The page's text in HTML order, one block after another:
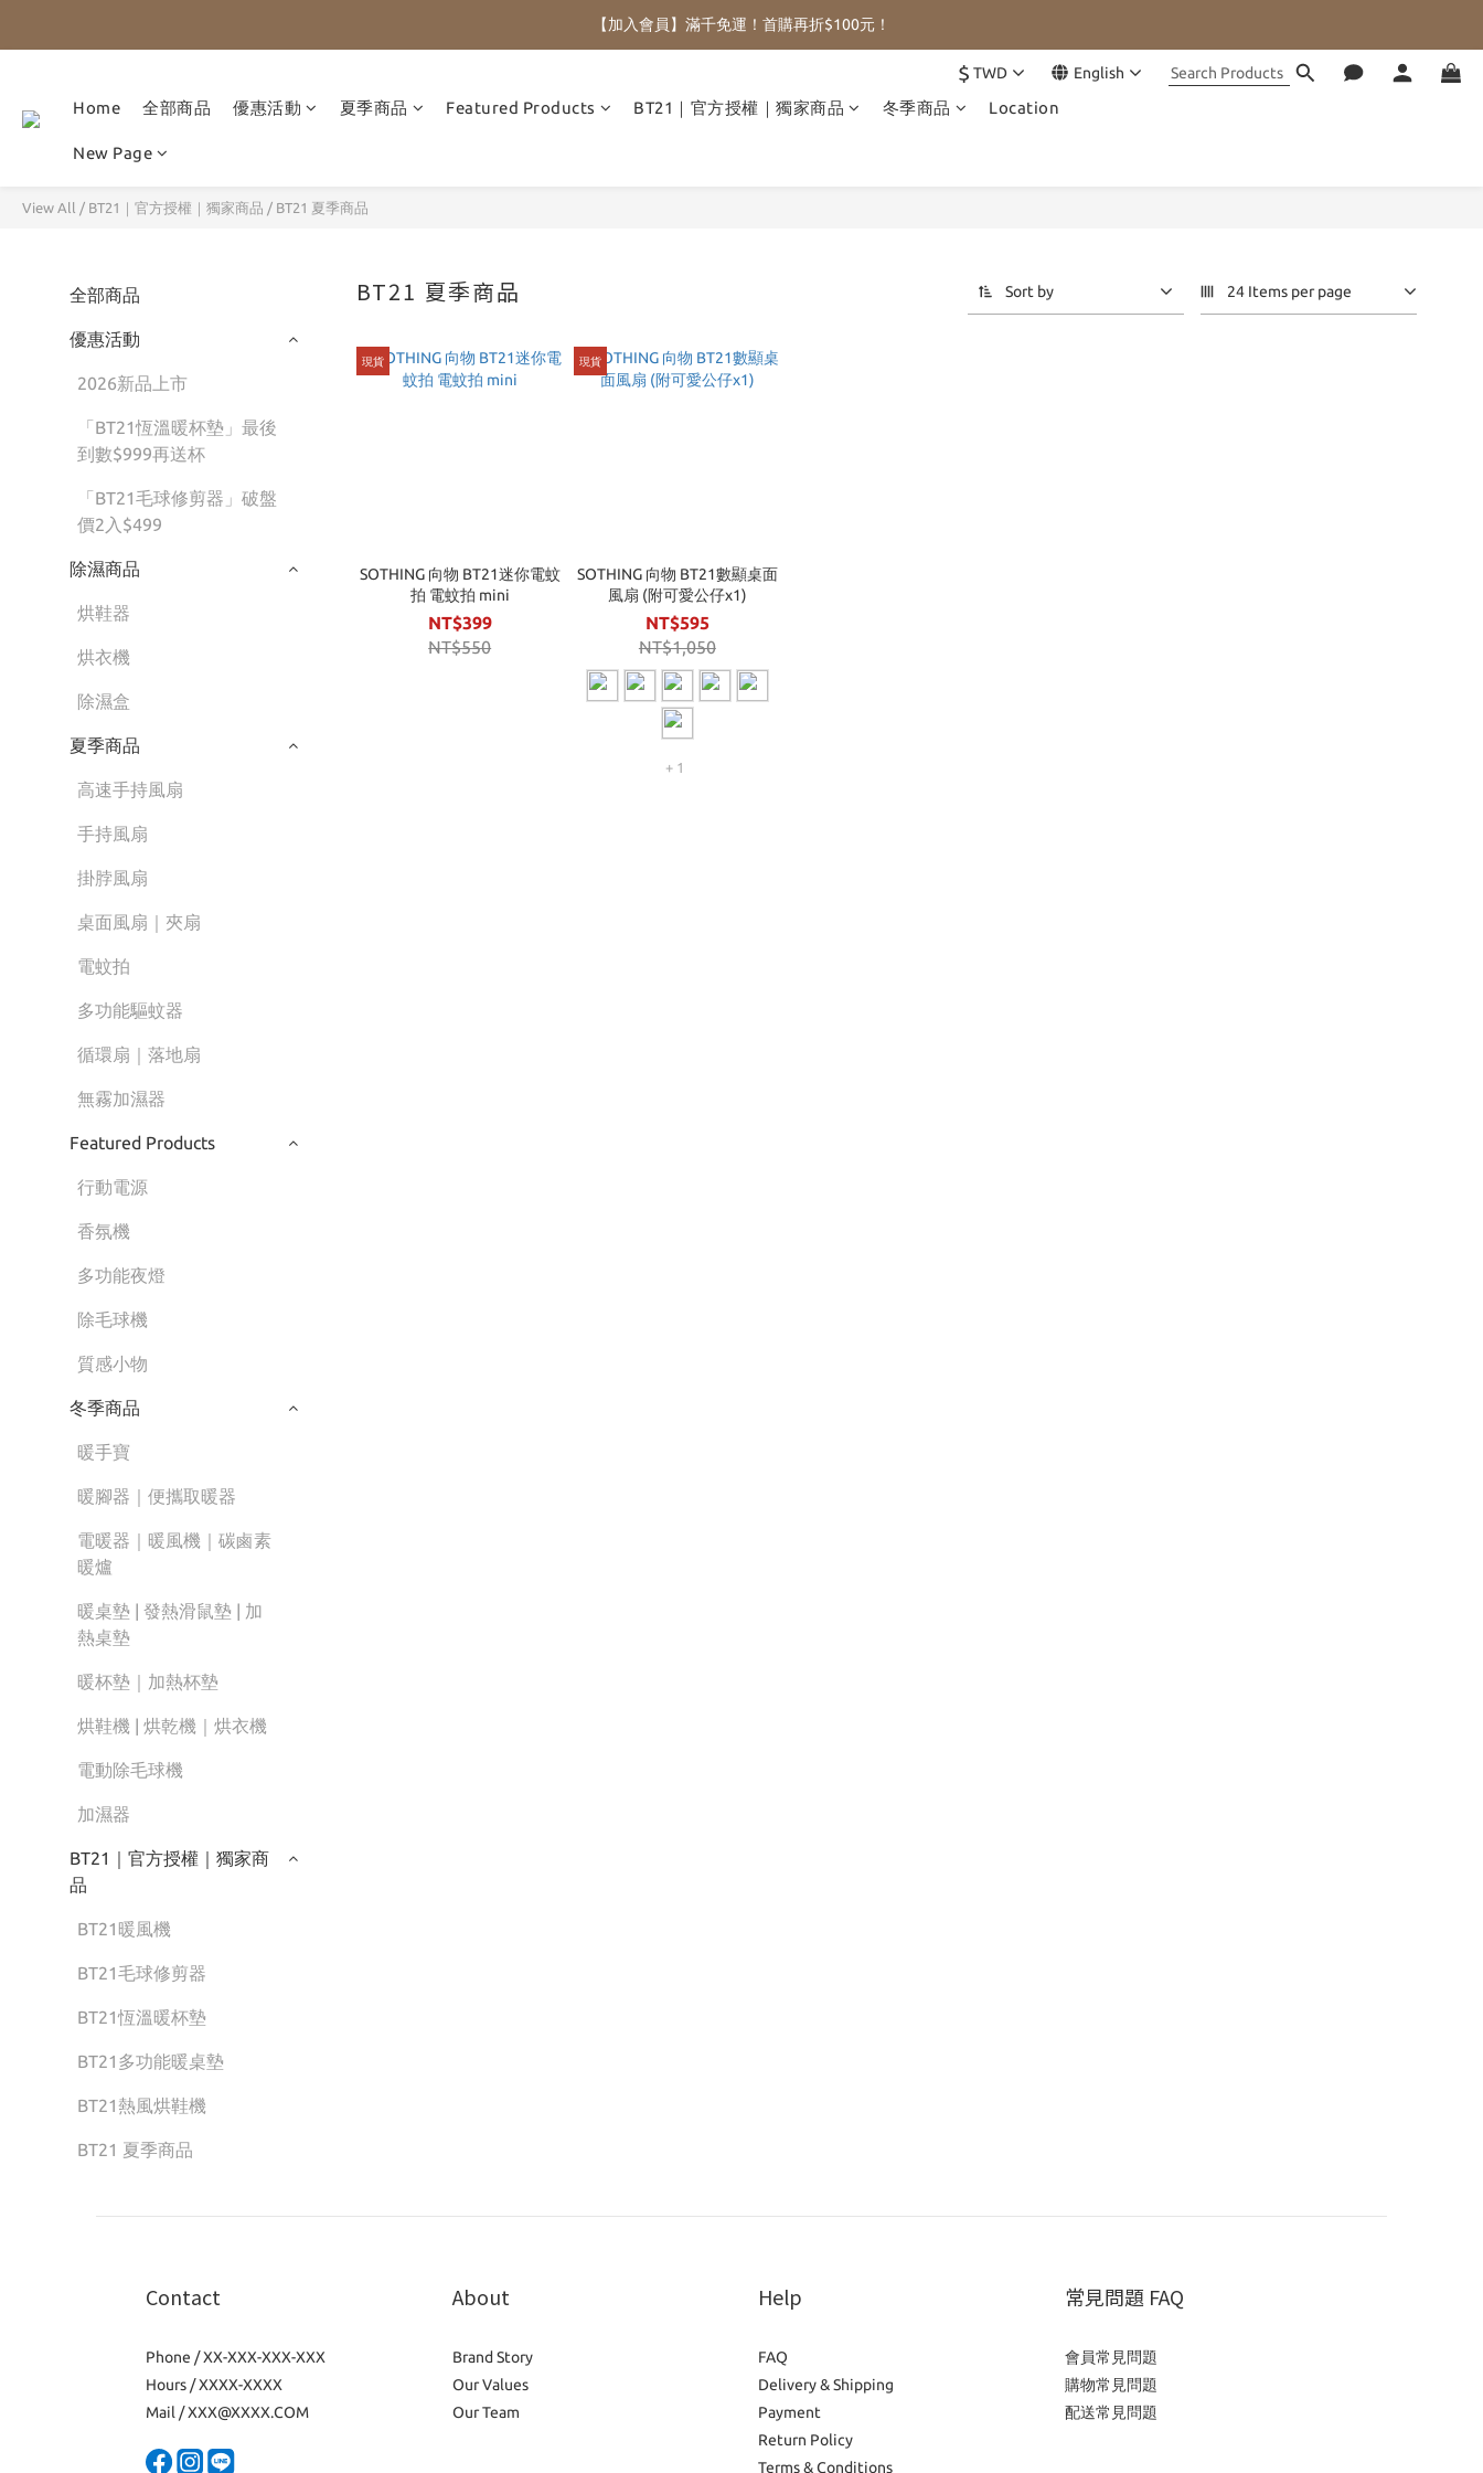
【加入會員】滿千免運！首購再折$100元！
$ TWD English
Home 全部商品 優惠活動 夏季商品 Featured Products BT21｜官方授權｜獨家商品 冬季商品 Location
New Page
View All / BT21｜官方授權｜獨家商品 / BT21 夏季商品
全部商品
優惠活動
2026新品上市
「BT21恆溫暖杯墊」最後
到數$999再送杯
「BT21毛球修剪器」破盤
價2入$499
除濕商品
烘鞋器
烘衣機
除濕盒
夏季商品
高速手持風扇
手持風扇
掛脖風扇
桌面風扇｜夾扇
電蚊拍
多功能驅蚊器
循環扇｜落地扇
無霧加濕器
Featured Products
行動電源
香氛機
多功能夜燈
除毛球機
質感小物
冬季商品
暖手寶
暖腳器｜便攜取暖器
電暖器｜暖風機｜碳鹵素
暖爐
暖桌墊 | 發熱滑鼠墊 | 加
熱桌墊
暖杯墊｜加熱杯墊
烘鞋機 | 烘乾機｜烘衣機
電動除毛球機
加濕器
BT21｜官方授權｜獨家商
品
BT21暖風機
BT21毛球修剪器
BT21恆溫暖杯墊
BT21多功能暖桌墊
BT21熱風烘鞋機
BT21 夏季商品
BT21 夏季商品 Sort by 24 Items per page
現貨
SOTHING 向物 BT21迷你電蚊
拍 電蚊拍 mini
NT$399
NT$550
現貨
SOTHING 向物 BT21數顯桌面
風扇 (附可愛公仔x1)
NT$595
NT$1,050
+ 1
Contact
Phone / XX-XXX-XXX-XXX
Hours / XXXX-XXXX
Mail / XXX@XXXX.COM
About
Brand Story
Our Values
Our Team
Help
FAQ
Delivery & Shipping
Payment
Return Policy
Terms & Conditions
常見問題 FAQ
會員常見問題
購物常見問題
配送常見問題